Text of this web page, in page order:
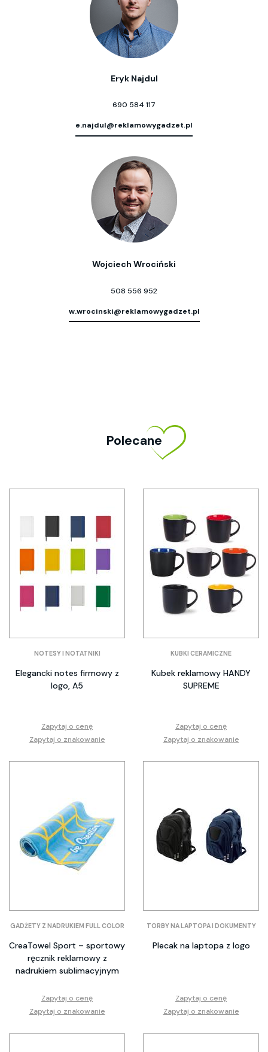
Eryk Najdul
690 584 117
e.najdul@reklamowygadzet.pl
Wojciech Wrociński
508 556 952
w.wrocinski@reklamowygadzet.pl
Polecane
NOTESY I NOTATNIKI
Elegancki notes firmowy z
logo, A5
Zapytaj o cenę
Zapytaj o znakowanie
KUBKI CERAMICZNE
Kubek reklamowy HANDY
SUPREME
Zapytaj o cenę
Zapytaj o znakowanie
GADŻETY Z NADRUKIEM FULL COLOR
CreaTowel Sport – sportowy
ręcznik reklamowy z
nadrukiem sublimacyjnym
Zapytaj o cenę
Zapytaj o znakowanie
TORBY NA LAPTOPA I DOKUMENTY
Plecak na laptopa z logo
Zapytaj o cenę
Zapytaj o znakowanie